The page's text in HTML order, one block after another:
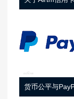
货币公平与